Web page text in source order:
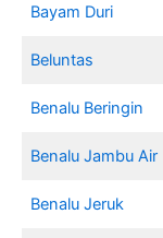
Bayam Duri
Beluntas
Benalu Beringin
Benalu Jambu Air
Benalu Jeruk